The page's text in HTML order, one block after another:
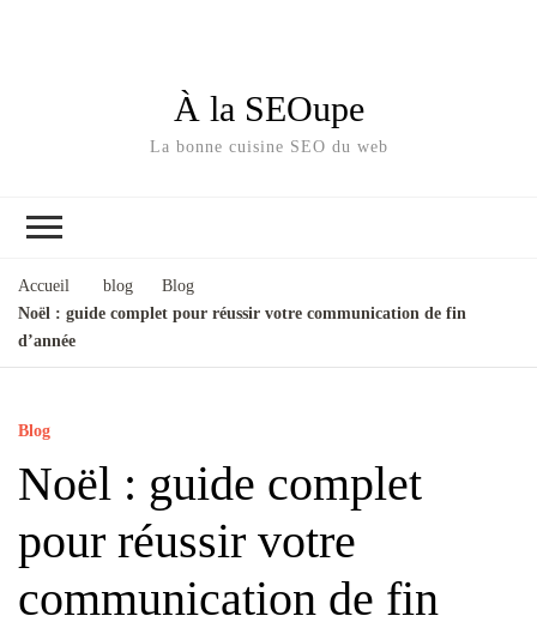
À la SEOupe
La bonne cuisine SEO du web
Accueil blog
Blog
Noël : guide complet pour réussir votre communication de fin
d’année
Blog
Noël : guide complet
pour réussir votre
communication de fin